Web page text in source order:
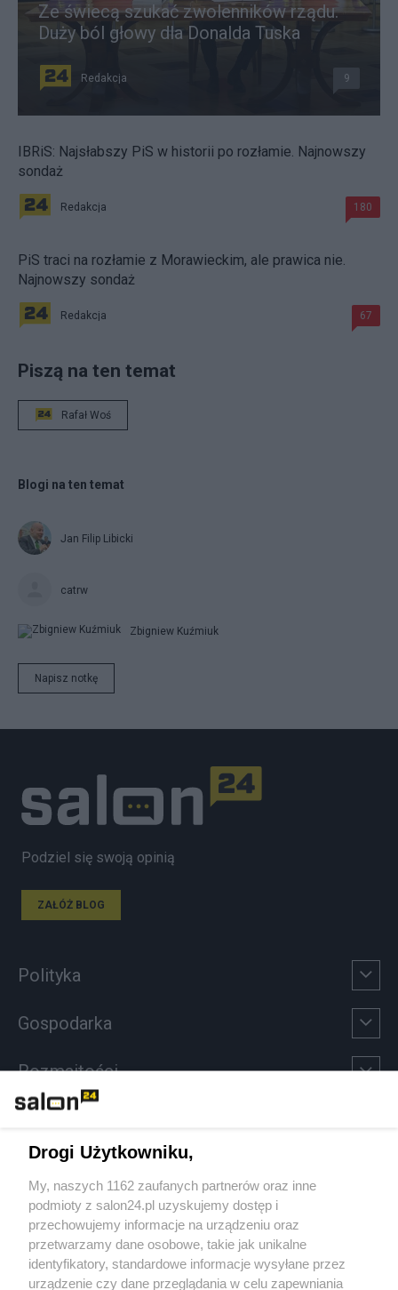
Ze świecą szukać zwolenników rządu.
Duży ból głowy dla Donalda Tuska
Redakcja 9
IBRiS: Najsłabszy PiS w historii po rozłamie. Najnowszy
sondaż
Redakcja 180
PiS traci na rozłamie z Morawieckim, ale prawica nie.
Najnowszy sondaż
Redakcja 67
Piszą na ten temat
Rafał Woś
Blogi na ten temat
Jan Filip Libicki
catrw
Zbigniew Kuźmiuk
Napisz notkę
Podziel się swoją opinią
ZAŁÓŻ BLOG
Polityka
Gospodarka
Rozmaitości
Sport
Społeczeństwo
Kultura
Drogi Użytkowniku,
My, naszych 1162 zaufanych partnerów oraz inne
podmioty z salon24.pl uzyskujemy dostęp i
przechowujemy informacje na urządzeniu oraz
przetwarzamy dane osobowe, takie jak unikalne
identyfikatory, standardowe informacje wysyłane przez
urządzenie czy dane przeglądania w celu zapewniania